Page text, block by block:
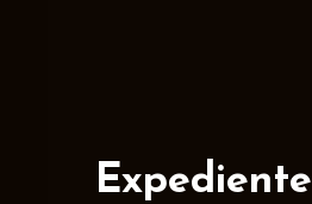
Expediente